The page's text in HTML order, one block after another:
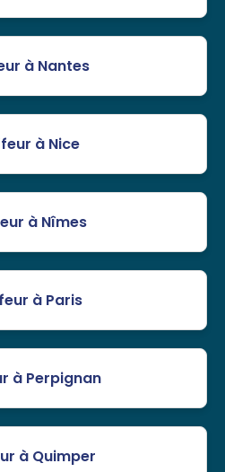
à Nantes
à Nice
à Nîmes
à Paris
à Perpignan
à Quimper